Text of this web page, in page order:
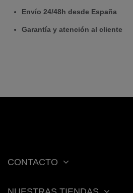
Envío 24/48h desde España
Garantía y atención al cliente
CONTACTO